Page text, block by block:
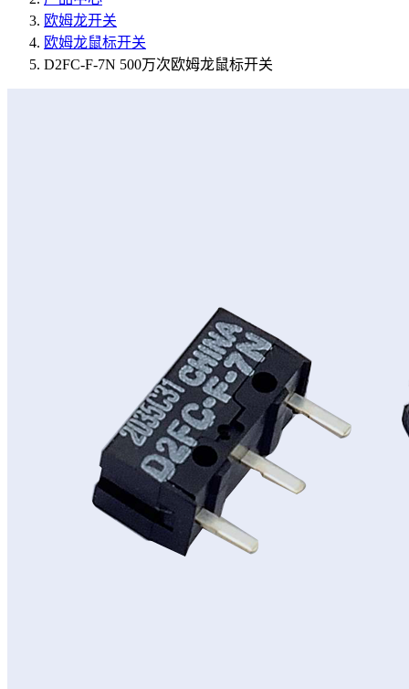
欧姆龙开关
欧姆龙鼠标开关
D2FC-F-7N 500万次欧姆龙鼠标开关